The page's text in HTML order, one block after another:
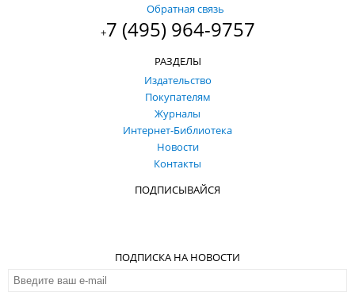
Обратная связь
+7 (495) 964-9757
РАЗДЕЛЫ
Издательство
Покупателям
Журналы
Интернет-Библиотека
Новости
Контакты
ПОДПИСЫВАЙСЯ
ПОДПИСКА НА НОВОСТИ